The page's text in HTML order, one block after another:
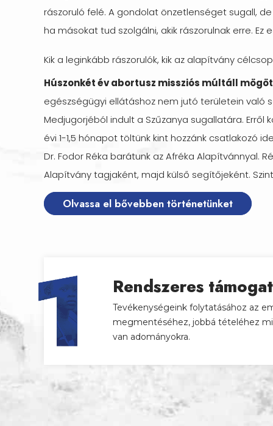
rászoruló felé. A gondolat önzetlenséget sugall,
ha másokat tud szolgálni, akik rászorulnak erre.
Kik a leginkább rászorulók, kik az alapítvány
Húszonkét év abortusz missziós múltáll
egészségügyi ellátáshoz nem jutó területein való
Medjugorjéból indult a Szűzanya sugallatára. Erről
évi 1-1,5 hónapot töltünk kint hozzánk csatlakozó
Dr. Fodor Réka barátunk az Afréka Alapítvánnyal.
Alapítvány tagjaként, majd külső segítőjeként.
Olvassa el bővebben történetünket
Rendszeres
Tevékenységeink folytatásához az
megmentéséhez, jobbá tételéhez
van adományokra.